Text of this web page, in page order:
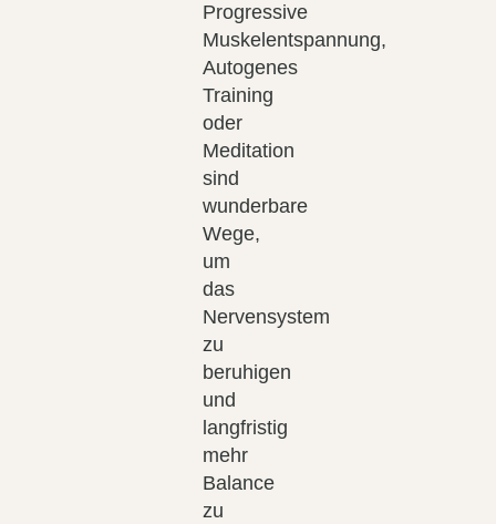
Progressive
Muskelentspannung,
Autogenes
Training
oder
Meditation
sind
wunderbare
Wege,
um
das
Nervensystem
zu
beruhigen
und
langfristig
mehr
Balance
zu